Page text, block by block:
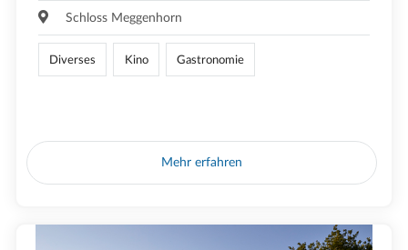
Schloss Meggenhorn
Diverses Kino Gastronomie
Mehr erfahren